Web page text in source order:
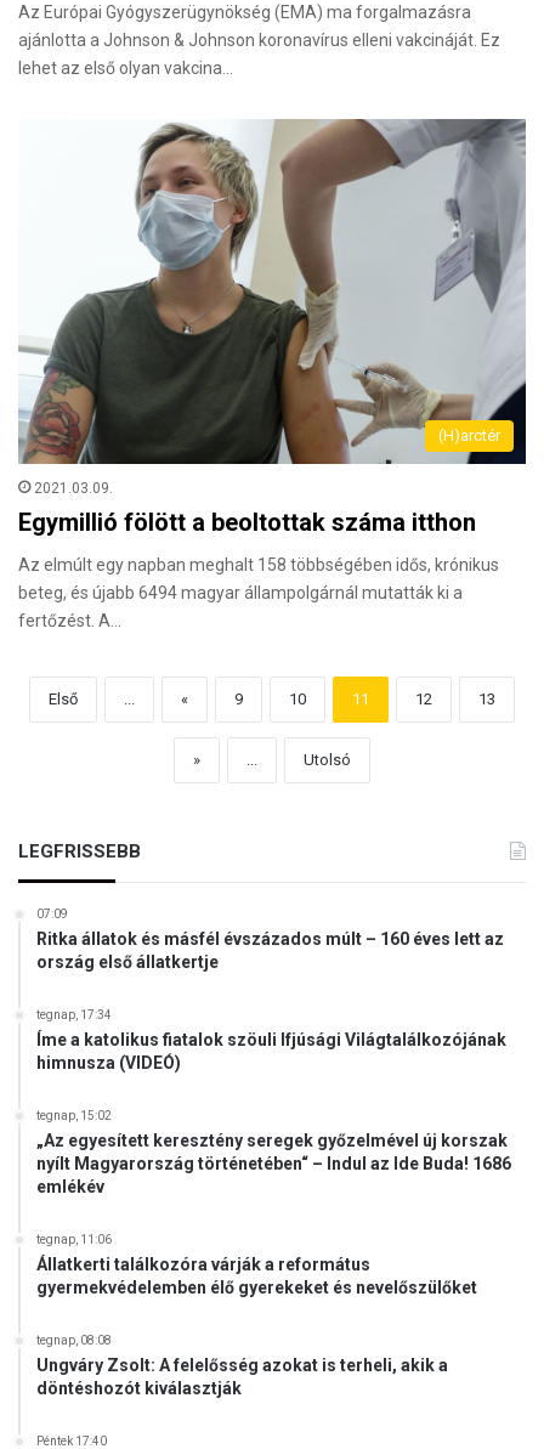
Az Európai Gyógyszerügynökség (EMA) ma forgalmazásra
ajánlotta a Johnson & Johnson koronavírus elleni vakcináját. Ez
lehet az első olyan vakcina…
(H)arctér
2021.03.09.
Egymillió fölött a beoltottak száma itthon
Az elmúlt egy napban meghalt 158 többségében idős, krónikus
beteg, és újabb 6494 magyar állampolgárnál mutatták ki a
fertőzést. A…
Első « 9 10 11 12 13
» Utolsó
LEGFRISSEBB
07:09
Ritka állatok és másfél évszázados múlt – 160 éves lett az
ország első állatkertje
tegnap, 17:34
Íme a katolikus fiatalok szöuli Ifjúsági Világtalálkozójának
himnusza (VIDEÓ)
tegnap, 15:02
„Az egyesített keresztény seregek győzelmével új korszak
nyílt Magyarország történetében“ – Indul az Ide Buda! 1686
emlékév
tegnap, 11:06
Állatkerti találkozóra várják a református
gyermekvédelemben élő gyerekeket és nevelőszülőket
tegnap, 08:08
Ungváry Zsolt: A felelősség azokat is terheli, akik a
döntéshozót kiválasztják
Péntek 17:40